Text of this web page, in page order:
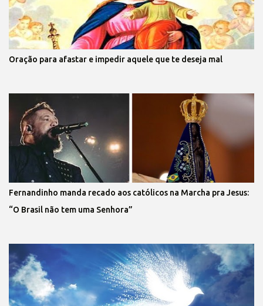
Oração para afastar e impedir aquele que te deseja mal
Fernandinho manda recado aos católicos na Marcha pra Jesus:
“O Brasil não tem uma Senhora”